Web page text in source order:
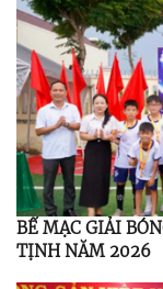
BẾ MẠC GIẢI
TỊNH NĂM 2026